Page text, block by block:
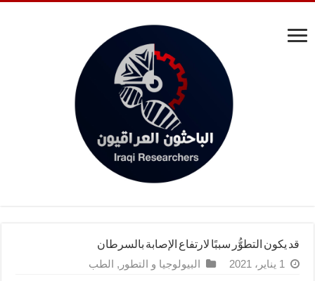
قد يكون التطوُّر سببًا لارتفاع الإصابة بالسرطان
1 يناير، 2021 البيولوجيا و التطور , الطب